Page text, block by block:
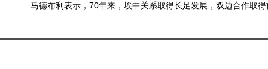
马德布利表示，70年来，埃中关系取得长足发展，双边合作取